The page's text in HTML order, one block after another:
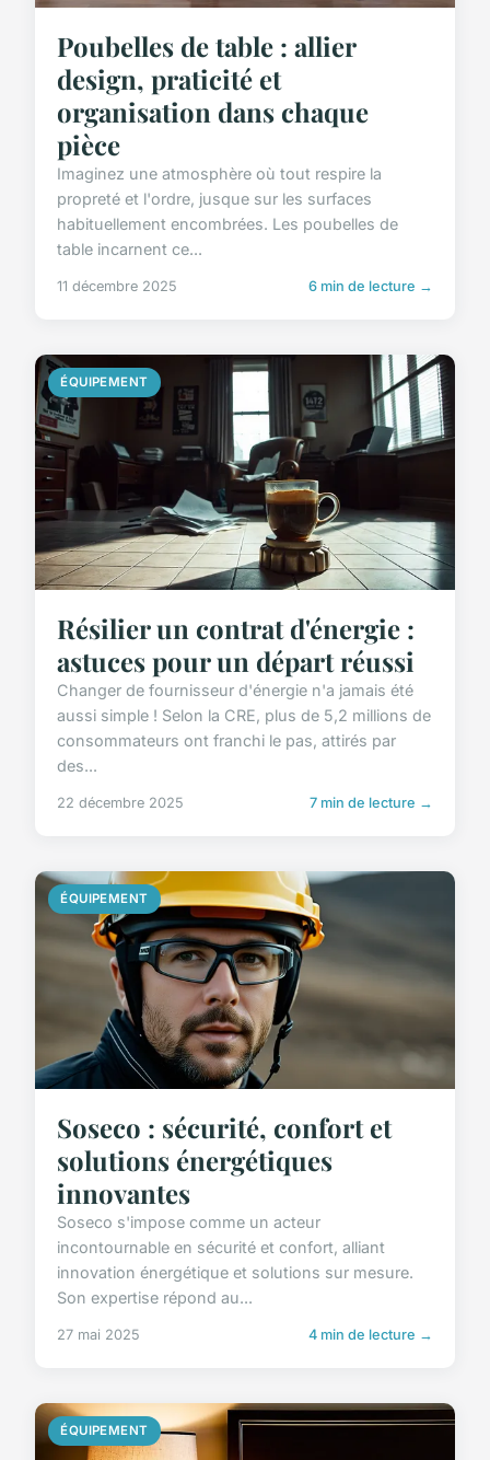
Poubelles de table : allier
design, praticité et
organisation dans chaque
pièce
Imaginez une atmosphère où tout respire la
propreté et l'ordre, jusque sur les surfaces
habituellement encombrées. Les poubelles de
table incarnent ce...
11 décembre 2025 6 min de lecture →
ÉQUIPEMENT
Résilier un contrat d'énergie :
astuces pour un départ réussi
Changer de fournisseur d'énergie n'a jamais été
aussi simple ! Selon la CRE, plus de 5,2 millions de
consommateurs ont franchi le pas, attirés par
des...
22 décembre 2025 7 min de lecture →
ÉQUIPEMENT
Soseco : sécurité, confort et
solutions énergétiques
innovantes
Soseco s'impose comme un acteur
incontournable en sécurité et confort, alliant
innovation énergétique et solutions sur mesure.
Son expertise répond au...
27 mai 2025 4 min de lecture →
ÉQUIPEMENT